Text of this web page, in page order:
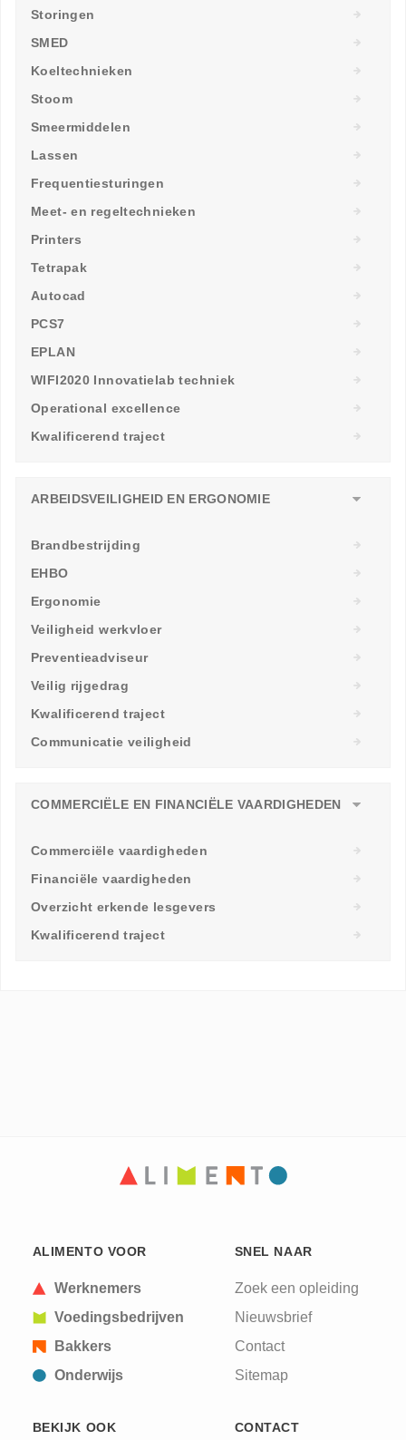
Storingen
SMED
Koeltechnieken
Stoom
Smeermiddelen
Lassen
Frequentiesturingen
Meet- en regeltechnieken
Printers
Tetrapak
Autocad
PCS7
EPLAN
WIFI2020 Innovatielab techniek
Operational excellence
Kwalificerend traject
ARBEIDSVEILIGHEID EN ERGONOMIE
Brandbestrijding
EHBO
Ergonomie
Veiligheid werkvloer
Preventieadviseur
Veilig rijgedrag
Kwalificerend traject
Communicatie veiligheid
COMMERCIËLE EN FINANCIËLE VAARDIGHEDEN
Commerciële vaardigheden
Financiële vaardigheden
Overzicht erkende lesgevers
Kwalificerend traject
ALIMENTO VOOR
Werknemers
Voedingsbedrijven
Bakkers
Onderwijs
SNEL NAAR
Zoek een opleiding
Nieuwsbrief
Contact
Sitemap
BEKIJK OOK CONTACT